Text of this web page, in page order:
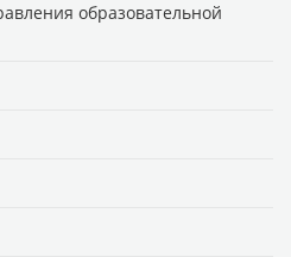
образовательной